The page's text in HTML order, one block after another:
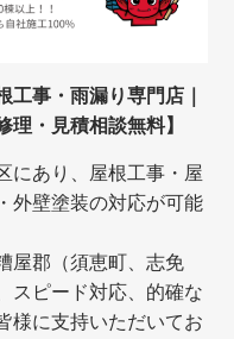
事・雨漏り専門店｜
理・見積相談無料】
にあり、屋根工事・屋
外壁塗装の対応が可能
屋郡（須恵町、志免
スピード対応、的確な
様に支持いただいてお